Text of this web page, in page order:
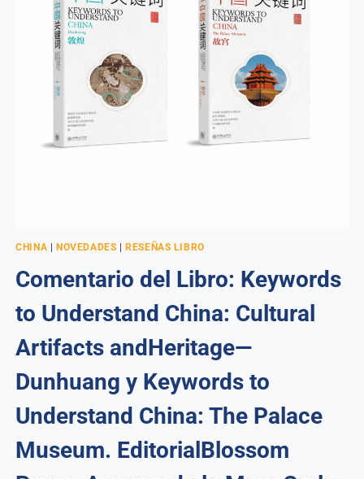
CHINA | NOVEDADES |RESEÑAS LIBRO
Comentario del Libro: Keywords
to Understand China: Cultural
Artifacts andHeritage—
Dunhuang y Keywords to
Understand China: The Palace
Museum. EditorialBlossom